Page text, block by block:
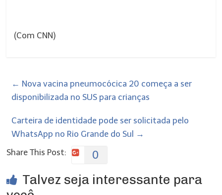
(Com CNN)
← Nova vacina pneumocócica 20 começa a ser
disponibilizada no SUS para crianças
Carteira de identidade pode ser solicitada pelo
WhatsApp no Rio Grande do Sul →
Share This Post:
0
Talvez seja interessante para